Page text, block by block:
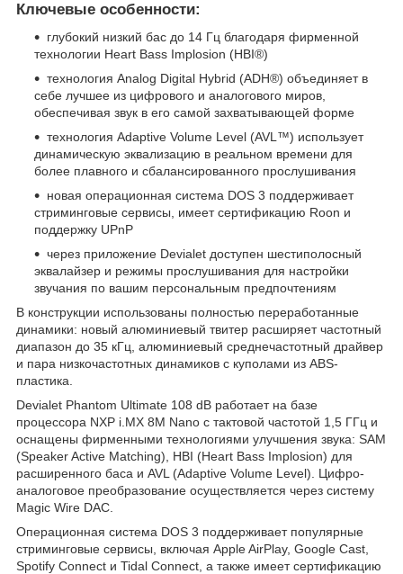
Ключевые особенности:
глубокий низкий бас до 14 Гц благодаря фирменной
технологии Heart Bass Implosion (HBI®)
технология Analog Digital Hybrid (ADH®) объединяет в
себе лучшее из цифрового и аналогового миров,
обеспечивая звук в его самой захватывающей форме
технология Adaptive Volume Level (AVL™) использует
динамическую эквализацию в реальном времени для
более плавного и сбалансированного прослушивания
новая операционная система DOS 3 поддерживает
стриминговые сервисы, имеет сертификацию Roon и
поддержку UPnP
через приложение Devialet доступен шестиполосный
эквалайзер и режимы прослушивания для настройки
звучания по вашим персональным предпочтениям
В конструкции использованы полностью переработанные
динамики: новый алюминиевый твитер расширяет частотный
диапазон до 35 кГц, алюминиевый среднечастотный драйвер
и пара низкочастотных динамиков с куполами из ABS-
пластика.
Devialet Phantom Ultimate 108 dB работает на базе
процессора NXP i.MX 8M Nano с тактовой частотой 1,5 ГГц и
оснащены фирменными технологиями улучшения звука: SAM
(Speaker Active Matching), HBI (Heart Bass Implosion) для
расширенного баса и AVL (Adaptive Volume Level). Цифро-
аналоговое преобразование осуществляется через систему
Magic Wire DAC.
Операционная система DOS 3 поддерживает популярные
стриминговые сервисы, включая Apple AirPlay, Google Cast,
Spotify Connect и Tidal Connect, а также имеет сертификацию